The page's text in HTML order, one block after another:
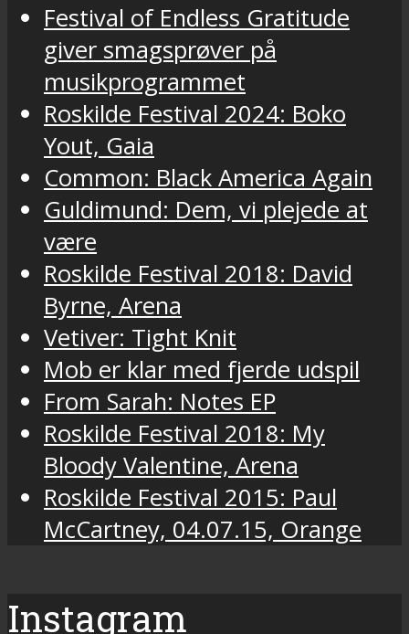
Festival of Endless Gratitude
giver smagsprøver på
musikprogrammet
Roskilde Festival 2024: Boko
Yout, Gaia
Common: Black America Again
Guldimund: Dem, vi plejede at
være
Roskilde Festival 2018: David
Byrne, Arena
Vetiver: Tight Knit
Mob er klar med fjerde udspil
From Sarah: Notes EP
Roskilde Festival 2018: My
Bloody Valentine, Arena
Roskilde Festival 2015: Paul
McCartney, 04.07.15, Orange
Instagram